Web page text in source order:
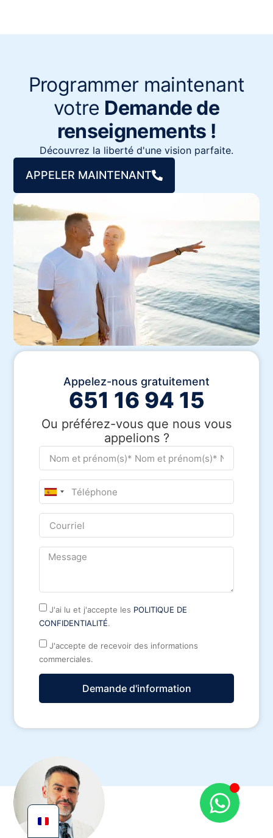
Programmer maintenant
votre Demande de
renseignements !
Découvrez la liberté d'une vision parfaite.
APPELER MAINTENANT
Appelez-nous gratuitement
651 16 94 15
Ou préférez-vous que nous vous
appelions ?
Spain
+34
J'ai lu et j'accepte les POLITIQUE DE
CONFIDENTIALITÉ.
J'accepte de recevoir des informations
commerciales.
Demande d'information